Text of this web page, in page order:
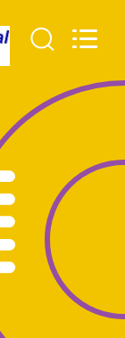
المنزل
المنتجات
فيديوهات
معلومات
(Tianjin)
Limited.
Reserved.